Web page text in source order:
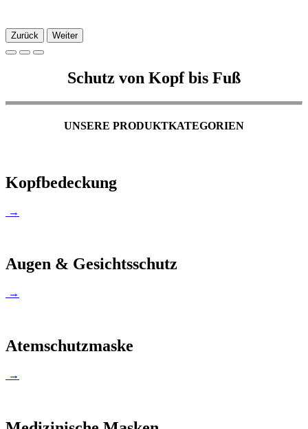
Zurück Weiter
Schutz von Kopf bis Fuß
UNSERE PRODUKTKATEGORIEN
Kopfbedeckung
→
Augen & Gesichtsschutz
→
Atemschutzmaske
→